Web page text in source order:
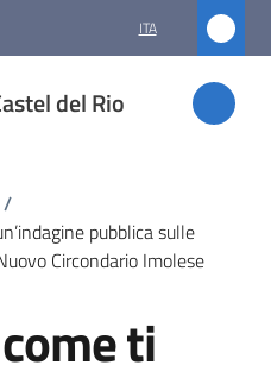
ITA
del Rio
/
pubblica sulle
Circondario Imolese
ti